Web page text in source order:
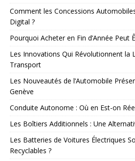
Comment les Concessions Automobiles
Digital ?
Pourquoi Acheter en Fin d’Année Peut
Les Innovations Qui Révolutionnent la
Transport
Les Nouveautés de l’Automobile
Genève
Conduite Autonome : Où en Est-on
Les Boîtiers Additionnels : Une
Les Batteries de Voitures Électriques
Recyclables ?